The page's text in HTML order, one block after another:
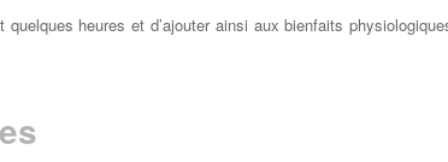
heures et d’ajouter ainsi aux bienfaits